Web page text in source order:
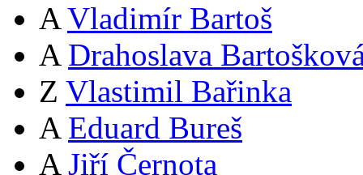
A Vladimír Bartoš
A Drahoslava
Z Vlastimil Bařinka
A Eduard Bureš
A Jiří Černota